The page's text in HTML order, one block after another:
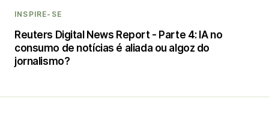
INSPIRE-SE
Reuters Digital News Report - Parte 4: IA no
consumo de notícias é aliada ou algoz do
jornalismo?